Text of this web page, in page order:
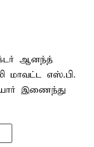
ஆனந்த்
மாவட்ட எஸ்.பி.
இணைந்து